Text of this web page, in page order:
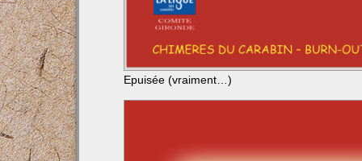
Epuisée (vraiment…)